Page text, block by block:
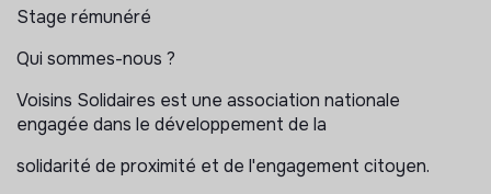
Stage rémunéré
Qui sommes-nous ?
Voisins Solidaires est une association nationale
engagée dans le développement de la
solidarité de proximité et de l'engagement citoyen.